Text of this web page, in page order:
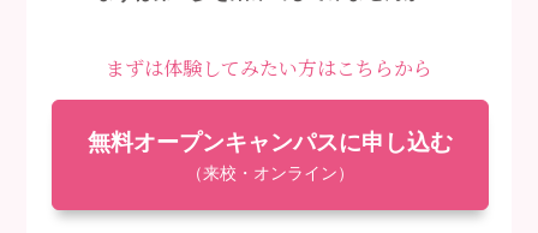
まずは体験してみたい方はこちらから
無料オープンキャンパスに申し込む
（来校・オンライン）